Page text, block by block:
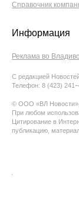
Справочник
Информация
Реклама во
С редакцией
Телефон: 8 (423)
© ООО «ВЛ
При любом
Цитирование в
публикацию,